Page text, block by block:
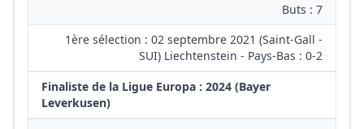
Buts : 7
1ère sélection : 02 septembre 2021 (Saint-Gall -
SUI) Liechtenstein - Pays-Bas : 0-2
Finaliste de la Ligue Europa : 2024 (Bayer
Leverkusen)